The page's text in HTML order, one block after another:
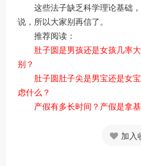
这些法子缺乏科学理论基础，
说，所以大家别再信了。
推荐阅读：
肚子圆是男孩还是女孩几率大
别？
肚子圆肚子尖是男宝还是女宝
虑什么？
产假有多长时间？产假是拿基
加入